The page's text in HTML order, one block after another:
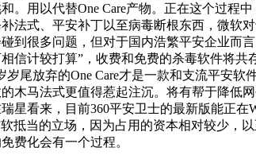
用以代替One Care产物。正在这个过程
法式、平安补丁以至病毒断根东西，微软
到很多问题，但对于国内浩繁平安企业而
信计较打算”，收费和免费的杀毒软件将
尾放弃的One Care才是一款和支流平安
木马法式更值得惹起注沉。将有帮于降
星看来，目前360平安卫士的最新版能正
抵当的立场，因为占用的资本相对较少，
费化会有一个过程。